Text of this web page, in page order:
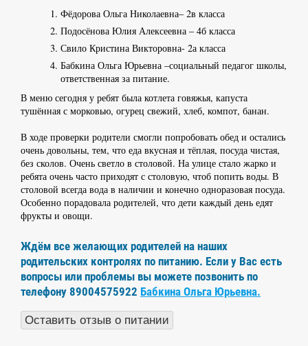
Фёдорова Ольга Николаевна– 2в класса
Подосёнова Юлия Алексеевна – 4б класса
Свило Кристина Викторовна- 2а класса
Бабкина Ольга Юрьевна –социальный педагог школы,
ответственная за питание.
В меню сегодня у ребят была котлета говяжья, капуста
тушённая с морковью, огурец свежий, хлеб, компот, банан.
В ходе проверки родители смогли попробовать обед и остались
очень довольны, тем, что еда вкусная и тёплая, посуда чистая,
без сколов. Очень светло в столовой. На улице стало жарко и
ребята очень часто приходят с столовую, чтоб попить воды. В
столовой всегда вода в наличии и конечно одноразовая посуда.
Особенно порадовала родителей, что дети каждый день едят
фрукты и овощи.
Ждём все желающих родителей на наших
родительских контролях по питанию. Если у Вас есть
вопросы или проблемы вы можете позвонить по
телефону 89004575922 Бабкина Ольга Юрьевна.
Оставить отзыв о питании